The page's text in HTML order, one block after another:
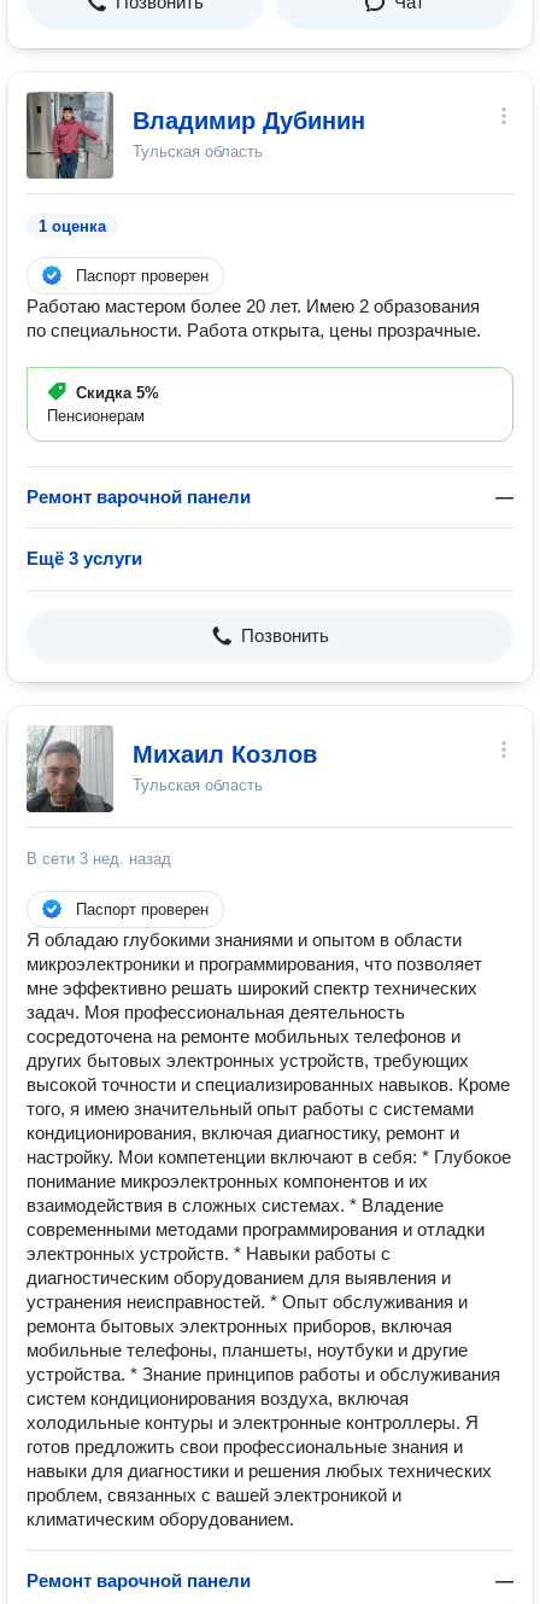
Владимир Дубинин
Тульская область
1 оценка
Паспорт проверен
Работаю мастером более 20 лет. Имею 2 образования
по специальности. Работа открыта, цены прозрачные.
Скидка 5%
Пенсионерам
Ремонт варочной панели —
Ещё 3 услуги
Позвонить
Михаил Козлов
Тульская область
В сети 3 нед. назад
Паспорт проверен
Я обладаю глубокими знаниями и опытом в области
микроэлектроники и программирования, что позволяет
мне эффективно решать широкий спектр технических
задач. Моя профессиональная деятельность
сосредоточена на ремонте мобильных телефонов и
других бытовых электронных устройств, требующих
высокой точности и специализированных навыков. Кроме
того, я имею значительный опыт работы с системами
кондиционирования, включая диагностику, ремонт и
настройку. Мои компетенции включают в себя: * Глубокое
понимание микроэлектронных компонентов и их
взаимодействия в сложных системах. * Владение
современными методами программирования и отладки
электронных устройств. * Навыки работы с
диагностическим оборудованием для выявления и
устранения неисправностей. * Опыт обслуживания и
ремонта бытовых электронных приборов, включая
мобильные телефоны, планшеты, ноутбуки и другие
устройства. * Знание принципов работы и обслуживания
систем кондиционирования воздуха, включая
холодильные контуры и электронные контроллеры. Я
готов предложить свои профессиональные знания и
навыки для диагностики и решения любых технических
проблем, связанных с вашей электроникой и
климатическим оборудованием.
Ремонт варочной панели —